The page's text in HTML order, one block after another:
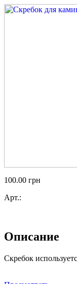
100.00 грн
Арт.:
Описание
Скребок